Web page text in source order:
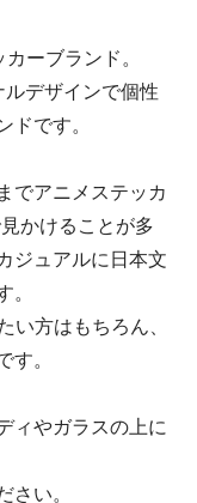
ーブランド。
デザインで個性
です。
でアニメステッカ
かけることが多
ジュアルに日本文
い方はもちろん、
。
ィやガラスの上に
さい。